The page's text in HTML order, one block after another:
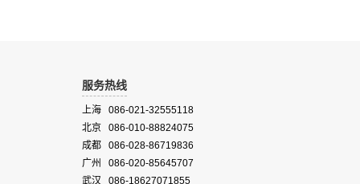
服务热线
上海 086-021-32555118
北京 086-010-88824075
成都 086-028-86719836
广州 086-020-85645707
武汉 086-18627071855